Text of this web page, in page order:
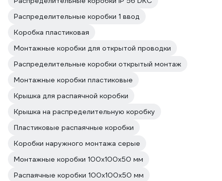
Распределительные коробки 1 ввод
Коробка пластиковая
Монтажные коробки для открытой проводки
Распределительные коробки открытый монтаж
Монтажные коробки пластиковые
Крышка для распаячной коробки
Крышка на распределительную коробку
Пластиковые распаячные коробки
Коробки наружного монтажа серые
Монтажные коробки 100х100х50 мм
Распаячные коробки 100х100х50 мм